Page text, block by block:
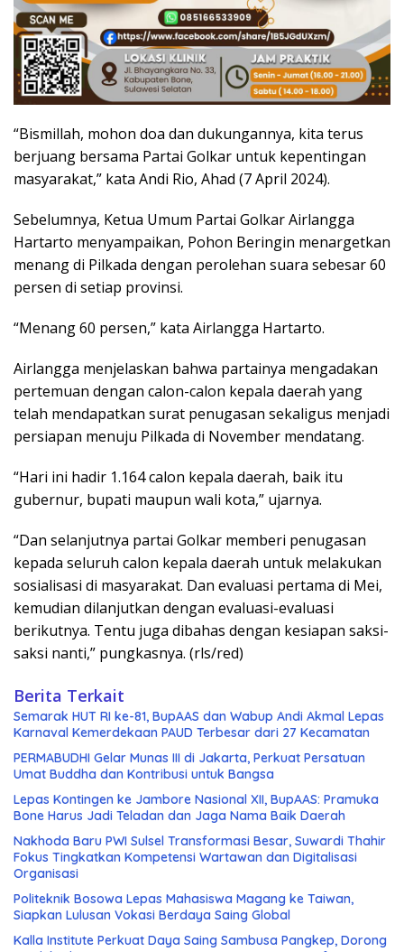
“Bismillah, mohon doa dan dukungannya, kita terus
berjuang bersama Partai Golkar untuk kepentingan
masyarakat,” kata Andi Rio, Ahad (7 April 2024).
Sebelumnya, Ketua Umum Partai Golkar Airlangga
Hartarto menyampaikan, Pohon Beringin menargetkan
menang di Pilkada dengan perolehan suara sebesar 60
persen di setiap provinsi.
“Menang 60 persen,” kata Airlangga Hartarto.
Airlangga menjelaskan bahwa partainya mengadakan
pertemuan dengan calon-calon kepala daerah yang
telah mendapatkan surat penugasan sekaligus menjadi
persiapan menuju Pilkada di November mendatang.
“Hari ini hadir 1.164 calon kepala daerah, baik itu
gubernur, bupati maupun wali kota,” ujarnya.
“Dan selanjutnya partai Golkar memberi penugasan
kepada seluruh calon kepala daerah untuk melakukan
sosialisasi di masyarakat. Dan evaluasi pertama di Mei,
kemudian dilanjutkan dengan evaluasi-evaluasi
berikutnya. Tentu juga dibahas dengan kesiapan saksi-
saksi nanti,” pungkasnya. (rls/red)
Berita Terkait
Semarak HUT RI ke-81, BupAAS dan Wabup Andi Akmal Lepas
Karnaval Kemerdekaan PAUD Terbesar dari 27 Kecamatan
PERMABUDHI Gelar Munas III di Jakarta, Perkuat Persatuan
Umat Buddha dan Kontribusi untuk Bangsa
Lepas Kontingen ke Jambore Nasional XII, BupAAS: Pramuka
Bone Harus Jadi Teladan dan Jaga Nama Baik Daerah
Nakhoda Baru PWI Sulsel Transformasi Besar, Suwardi Thahir
Fokus Tingkatkan Kompetensi Wartawan dan Digitalisasi
Organisasi
Politeknik Bosowa Lepas Mahasiswa Magang ke Taiwan,
Siapkan Lulusan Vokasi Berdaya Saing Global
Kalla Institute Perkuat Daya Saing Sambusa Pangkep, Dorong